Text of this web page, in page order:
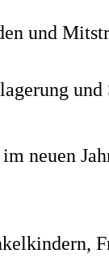
und
neuen